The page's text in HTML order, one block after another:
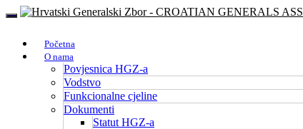
Početna
O nama
Povjesnica HGZ-a
Vodstvo
Funkcionalne cjeline
Dokumenti
Statut HGZ-a